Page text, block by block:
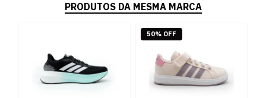
PRODUTOS DA MESMA MARCA
50% OFF